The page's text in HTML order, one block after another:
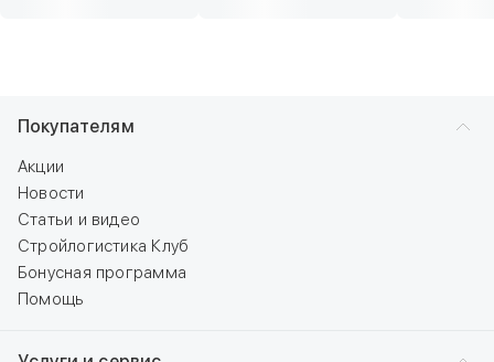
Покупателям
Акции
Новости
Статьи и видео
Стройлогистика Клуб
Бонусная программа
Помощь